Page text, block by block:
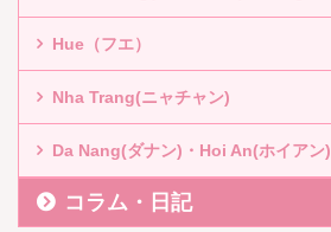
Hue（フエ）
Nha Trang(ニャチャン)
Da Nang(ダナン)・Hoi An(ホイアン)
コラム・日記